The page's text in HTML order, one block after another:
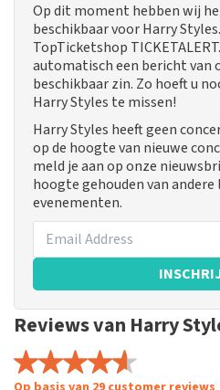
Op dit moment hebben wij
beschikbaar voor Harry
TopTicketshop
automatisch een bericht van
beschikbaar zin. Zo hoeft u
Harry Styles te missen!
Harry Styles heeft geen
op de hoogte van nieuwe
meld je aan op onze
hoogte gehouden van
evenementen.
Reviews van Harry